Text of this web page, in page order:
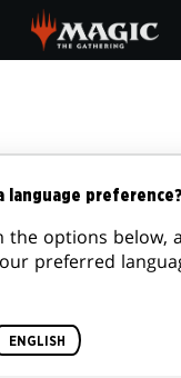
2025
language preference?
the options below,
preferred
ENGLISH